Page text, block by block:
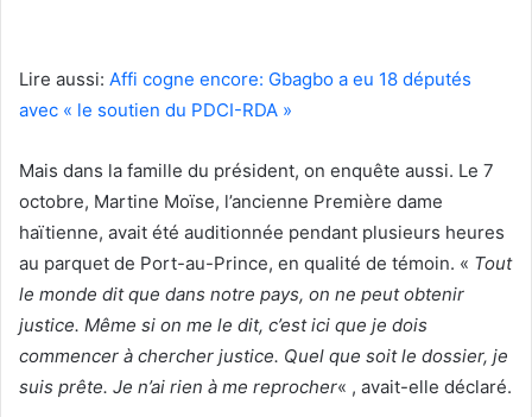
Lire aussi: Affi cogne encore: Gbagbo a eu 18 députés
avec « le soutien du PDCI-RDA »
Mais dans la famille du président, on enquête aussi. Le 7
octobre, Martine Moïse, l’ancienne Première dame
haïtienne, avait été auditionnée pendant plusieurs heures
au parquet de Port-au-Prince, en qualité de témoin. « Tout
le monde dit que dans notre pays, on ne peut obtenir
justice. Même si on me le dit, c’est ici que je dois
commencer à chercher justice. Quel que soit le dossier, je
suis prête. Je n’ai rien à me reprocher« , avait-elle déclaré.